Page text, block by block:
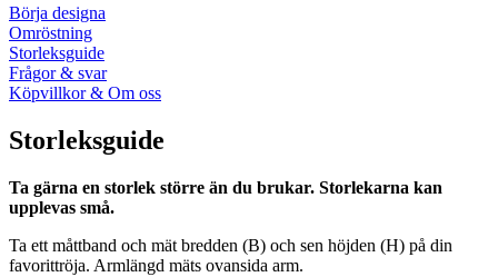
Börja designa
Omröstning
Storleksguide
Frågor & svar
Köpvillkor & Om oss
Storleksguide
Ta gärna en storlek större än du brukar. Storlekarna kan
upplevas små.
Ta ett måttband och mät bredden (B) och sen höjden (H) på din
favorittröja. Armlängd mäts ovansida arm.